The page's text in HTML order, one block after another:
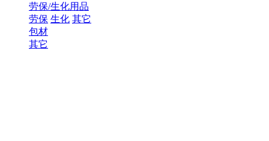
劳保/生化用品
劳保 生化 其它
包材
其它